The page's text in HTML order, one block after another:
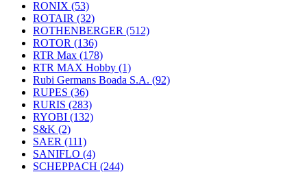
RONIX (53)
ROTAIR (32)
ROTHENBERGER (512)
ROTOR (136)
RTR Max (178)
RTR MAX Hobby (1)
Rubi Germans Boada S.A. (92)
RUPES (36)
RURIS (283)
RYOBI (132)
S&K (2)
SAER (111)
SANIFLO (4)
SCHEPPACH (244)